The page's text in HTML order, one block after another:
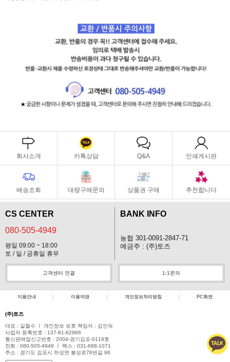
회사소개 카톡상담 Q&A 인쇄게시판
배송조회 대량구매문의 상품권 구매 추천합니다
CS CENTER
080-505-4949
평일 09:00 ~ 18:00
토 / 일 / 공휴일 휴무
BANK INFO
농협 301-0091-2847-71
예금주 : (주)토즈
고객센터 연결 1:1문의
이용안내 이용약관 개인정보처리방침 PC화면
(주)토즈
대표 : 길철수 ㅣ 개인정보 보호 책임자 : 김인숙
사업자 등록번호 : 137-81-62966
통신판매업신고번호 : 2004-경기김포-0119호
전화 : 080-505-4949 ㅣ 팩스 : 031-688-1071
주소 : 경기도 김포시 하성면 봉성로76번길 96